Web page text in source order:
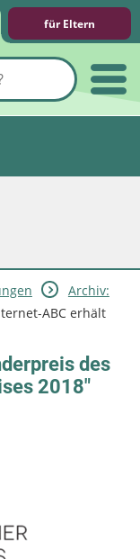
für Eltern
Archiv:
ABC erhält
des
2018"